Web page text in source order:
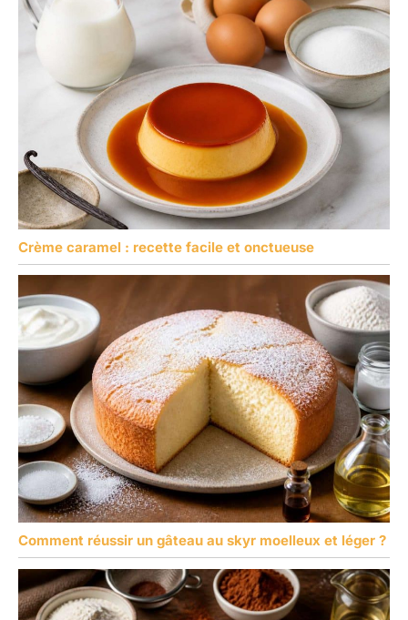
Crème caramel : recette facile et onctueuse
Comment réussir un gâteau au skyr moelleux et léger ?